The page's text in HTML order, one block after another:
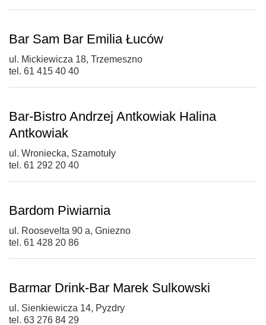
Bar Sam Bar Emilia Łuców
ul. Mickiewicza 18, Trzemeszno
tel. 61 415 40 40
Bar-Bistro Andrzej Antkowiak Halina
Antkowiak
ul. Wroniecka, Szamotuły
tel. 61 292 20 40
Bardom Piwiarnia
ul. Roosevelta 90 a, Gniezno
tel. 61 428 20 86
Barmar Drink-Bar Marek Sulkowski
ul. Sienkiewicza 14, Pyzdry
tel. 63 276 84 29